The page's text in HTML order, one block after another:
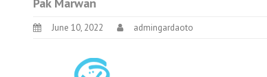
June 10, 2022 admingardaoto